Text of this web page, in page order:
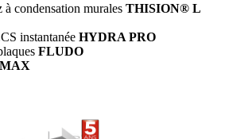
à condensation murales THISION® L
instantanée HYDRA PRO
FLUDO